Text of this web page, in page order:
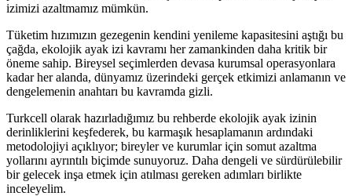
izimizi azaltmamız mümkün.
Tüketim hızımızın gezegenin kendini yenileme kapasitesini aştığı bu
çağda, ekolojik ayak izi kavramı her zamankinden daha kritik bir
öneme sahip. Bireysel seçimlerden devasa kurumsal operasyonlara
kadar her alanda, dünyamız üzerindeki gerçek etkimizi anlamanın ve
dengelemenin anahtarı bu kavramda gizli.
Turkcell olarak hazırladığımız bu rehberde ekolojik ayak izinin
derinliklerini keşfederek, bu karmaşık hesaplamanın ardındaki
metodolojiyi açıklıyor; bireyler ve kurumlar için somut azaltma
yollarını ayrıntılı biçimde sunuyoruz. Daha dengeli ve sürdürülebilir
bir gelecek inşa etmek için atılması gereken adımları birlikte
inceleyelim.